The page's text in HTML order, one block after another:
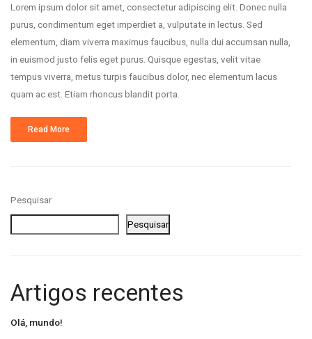
Lorem ipsum dolor sit amet, consectetur adipiscing elit. Donec nulla
purus, condimentum eget imperdiet a, vulputate in lectus. Sed
elementum, diam viverra maximus faucibus, nulla dui accumsan nulla,
in euismod justo felis eget purus. Quisque egestas, velit vitae
tempus viverra, metus turpis faucibus dolor, nec elementum lacus
quam ac est. Etiam rhoncus blandit porta.
Read More
Pesquisar
Pesquisar
Artigos recentes
Olá, mundo!